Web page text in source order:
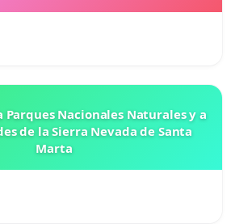
Parques Nacionales Naturales y a
de la Sierra Nevada de Santa
Marta